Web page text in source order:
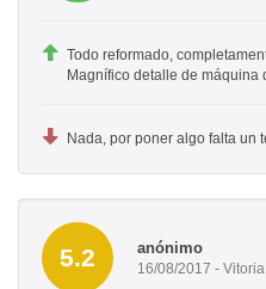
Todo reformado,
Magnífico detalle de máquina
Nada, por poner algo falta un
5.2 anónimo
16/08/2017 - Vitoria